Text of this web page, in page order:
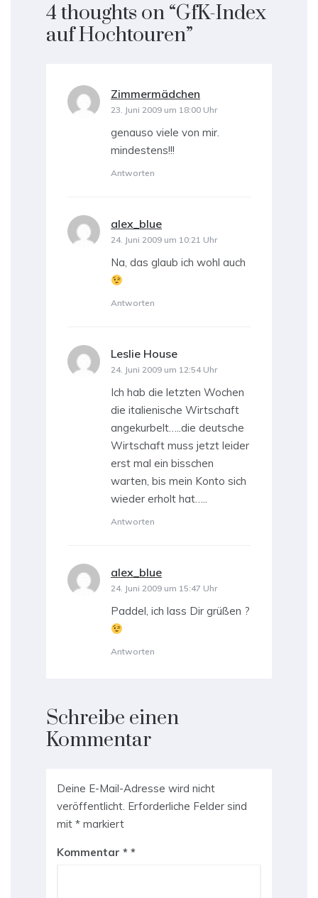
4 thoughts on “GfK-Index
auf Hochtouren”
Zimmermädchen
23. Juni 2009 um 18:00 Uhr
genauso viele von mir.
mindestens!!!
Antworten
alex_blue
24. Juni 2009 um 10:21 Uhr
Na, das glaub ich wohl auch
Antworten
Leslie House
24. Juni 2009 um 12:54 Uhr
Ich hab die letzten Wochen
die italienische Wirtschaft
angekurbelt…..die deutsche
Wirtschaft muss jetzt leider
erst mal ein bisschen
warten, bis mein Konto sich
wieder erholt hat…..
Antworten
alex_blue
24. Juni 2009 um 15:47 Uhr
Paddel, ich lass Dir grüßen ?
Antworten
Schreibe einen
Kommentar
Deine E-Mail-Adresse wird nicht
veröffentlicht. Erforderliche Felder sind
mit * markiert
Kommentar *